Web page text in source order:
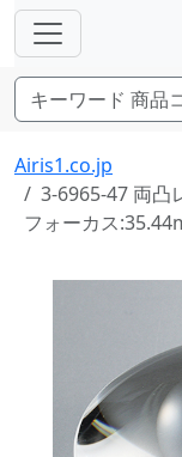
Airis1.co.jp
3-6965-47 両凸
フォーカス